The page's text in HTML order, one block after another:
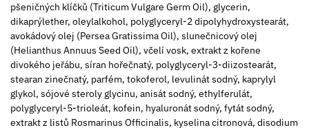
pšeničných klíčků (Triticum Vulgare Germ Oil), glycerin,
dikaprýlether, oleylalkohol, polyglyceryl-2 dipolyhydroxystearát,
avokádový olej (Persea Gratissima Oil), slunečnicový olej
(Helianthus Annuus Seed Oil), včelí vosk, extrakt z kořene
divokého jeřábu, síran hořečnatý, polyglyceryl-3-diizostearát,
stearan zinečnatý, parfém, tokoferol, levulinát sodný, kaprylyl
glykol, sójové steroly glycinu, anisát sodný, ethylferulát,
polyglyceryl-5-trioleát, kofein, hyaluronát sodný, fytát sodný,
extrakt z listů Rosmarinus Officinalis, kyselina citronová, disodium